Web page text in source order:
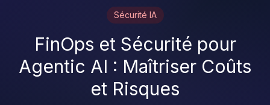
Sécurité IA
FinOps et Sécurité pour
Agentic AI : Maîtriser Coûts
et Risques